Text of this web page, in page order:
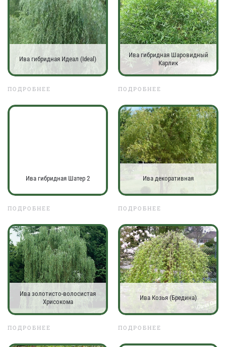
Ива гибридная Идеал (Ideal)
ПОДРОБНЕЕ
Ива гибридная Шаровидный
Карлик
ПОДРОБНЕЕ
Ива гибридная Шатер 2
ПОДРОБНЕЕ
Ива декоративная
ПОДРОБНЕЕ
Ива золотисто-волосистая
Хрисокома
ПОДРОБНЕЕ
Ива Козья (Бредина)
ПОДРОБНЕЕ